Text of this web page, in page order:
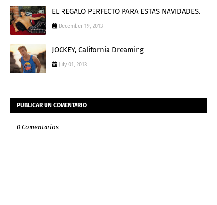
EL REGALO PERFECTO PARA ESTAS NAVIDADES.
December 19, 2013
JOCKEY, California Dreaming
July 01, 2013
PUBLICAR UN COMENTARIO
0 Comentarios